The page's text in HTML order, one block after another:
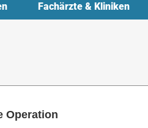
Fachärzte & Kliniken
Operation